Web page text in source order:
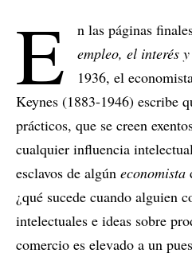
E n las páginas
empleo, el interés
1936, el
Keynes (1883-1946) escribe
prácticos, que se creen
cualquier influencia
esclavos de algún economista
¿qué sucede cuando alguien
intelectuales e ideas sobre
comercio es elevado a un